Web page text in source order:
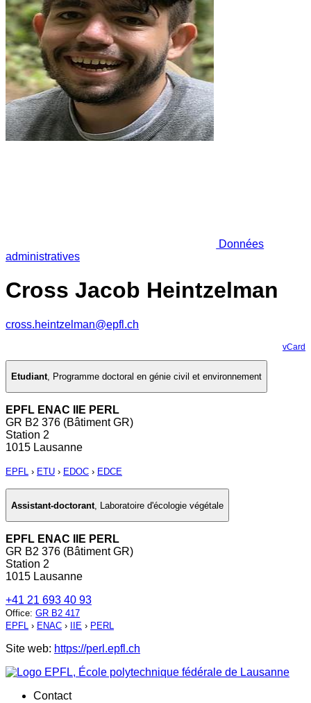
Données
administratives
Cross Jacob Heintzelman
cross.heintzelman@epfl.ch
vCard
Etudiant, Programme doctoral en génie civil et environnement
EPFL ENAC IIE PERL
GR B2 376 (Bâtiment GR)
Station 2
1015 Lausanne
EPFL › ETU › EDOC › EDCE
Assistant-doctorant Laboratoire d'écologie végétale
EPFL ENAC IIE PERL
GR B2 376 (Bâtiment GR)
Station 2
1015 Lausanne
+41 21 693 40 93
Office: GR B2 417
EPFL › ENAC › IIE › PERL
Site web: https://perl.epfl.ch
Contact